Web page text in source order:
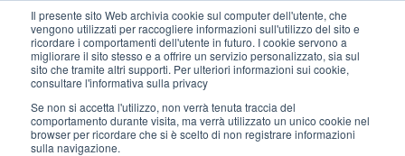
Il presente sito Web archivia cookie sul computer dell'utente, che
vengono utilizzati per raccogliere informazioni sull'utilizzo del sito e
ricordare i comportamenti dell'utente in futuro. I cookie servono a
migliorare il sito stesso e a offrire un servizio personalizzato, sia sul
sito che tramite altri supporti. Per ulteriori informazioni sui cookie,
consultare l'informativa sulla privacy
Se non si accetta l'utilizzo, non verrà tenuta traccia del
comportamento durante visita, ma verrà utilizzato un unico cookie nel
browser per ricordare che si è scelto di non registrare informazioni
sulla navigazione.
THE FUZE LIMONE ZERO